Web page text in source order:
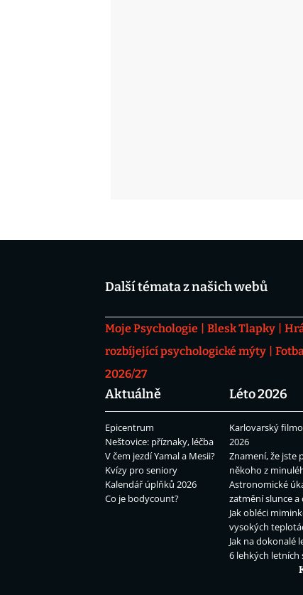
Další témata z našich webů
Moje Psychologie Blesk Tlapky
rozbíjející psychologické mýty
2026/27
Aktuálně
Epicentrum
Neštovice: příznaky, léčba
V čem jezdí Yamal a Mesii?
Kvízy pro seniory
Kalendář úplňků 2026
Co je bodycount?
Léto 2026
Karlovarský
2026
Znamení, že jste
někoho z
Astronomické
zatmění slunce a
Jak obléci
vysokých
Jak na dokonalé
6 lehkých letních